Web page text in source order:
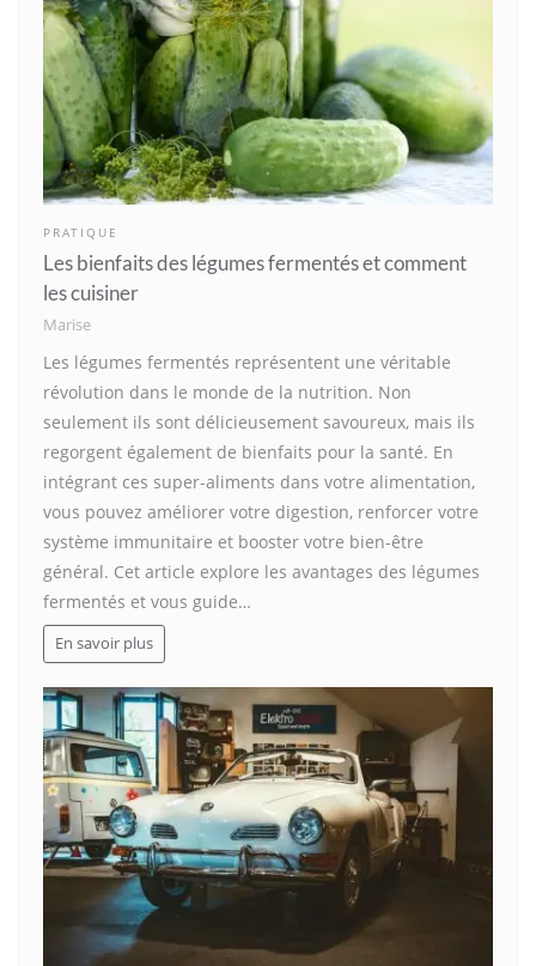
PRATIQUE
Les bienfaits des légumes fermentés et comment
les cuisiner
Marise
Les légumes fermentés représentent une véritable
révolution dans le monde de la nutrition. Non
seulement ils sont délicieusement savoureux, mais ils
regorgent également de bienfaits pour la santé. En
intégrant ces super-aliments dans votre alimentation,
vous pouvez améliorer votre digestion, renforcer votre
système immunitaire et booster votre bien-être
général. Cet article explore les avantages des légumes
fermentés et vous guide…
En savoir plus